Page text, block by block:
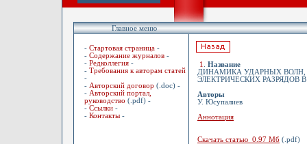
Главное меню
- Стартовая страница -
- Содержание журналов -
- Редколлегия -
- Требования к авторам статей
-
- Авторский договор (.doc) -
- Авторский портал,
руководство (.pdf) -
- Ссылки -
- Контакты -
1
Название
ДИНАМИКА УДАРНЫХ
ЭЛЕКТРИЧЕСКИХ РАЗРЯДОВ
Авторы
У. Юсупалиев
Аннотация
Скачать статью 0.97 Мб (.pdf)